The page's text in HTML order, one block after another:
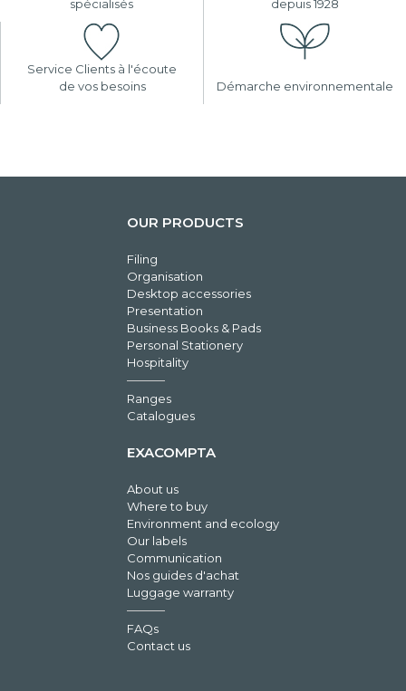
spécialisés
depuis 1928
Service Clients à l'écoute
de vos besoins
Démarche environnementale
OUR PRODUCTS
Filing
Organisation
Desktop accessories
Presentation
Business Books & Pads
Personal Stationery
Hospitality
Ranges
Catalogues
EXACOMPTA
About us
Where to buy
Environment and ecology
Our labels
Communication
Nos guides d'achat
Luggage warranty
FAQs
Contact us